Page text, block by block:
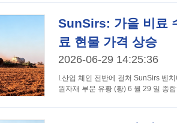
SunSirs: 가을 비료
료 현물 가격 상승
2026-06-29 14:25:36
I.산업 체인 전반에 걸쳐 SunSirs 벤치마킹
원자재 부문 유황 (황)